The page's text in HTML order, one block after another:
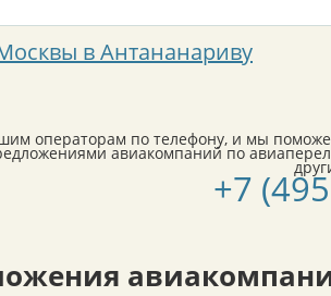
в Антананариву
операторам по телефону, и мы
авиакомпаний по
+7